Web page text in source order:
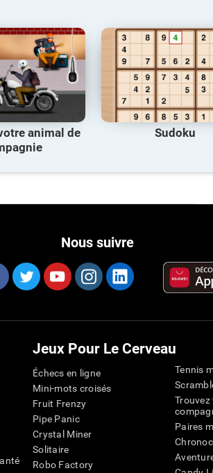
animal de
Sudoku
Nous suivre
Jeux Pour Le Cerveau
Échecs en ligne
Mini-mots croisés
Fruit Frenzy
Pipe Panic
Crystal Miner
Solitaire
Robo Factory
Tennis
Paires